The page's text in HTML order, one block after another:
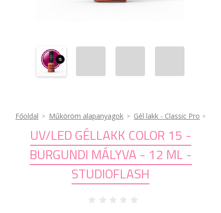
Főoldal Műköröm alapanyagok Gél lakk - Classic Pro
UV/LED GÉLLAKK COLOR 15 -
BURGUNDI MÁLYVA - 12 ML -
STUDIOFLASH